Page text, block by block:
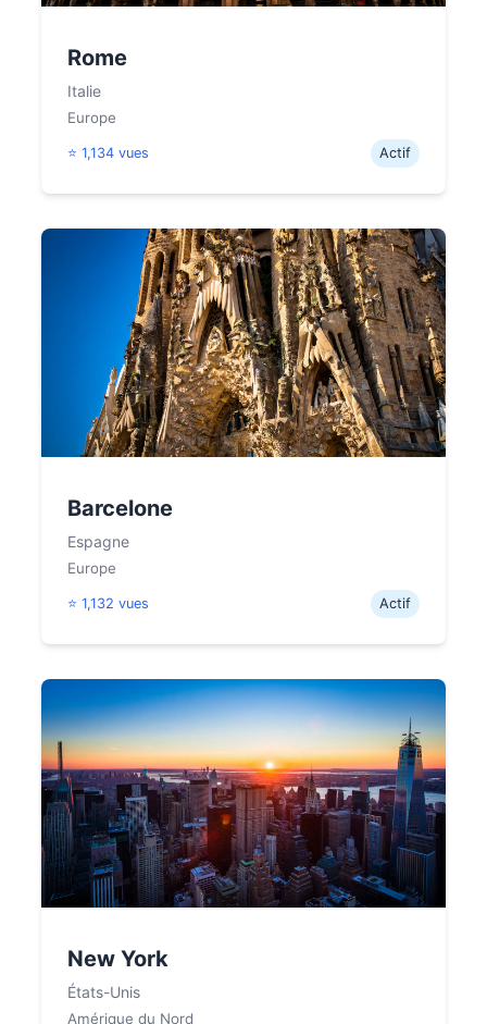
Rome
Italie
Europe
⭐ 1,134 vues Actif
Barcelone
Espagne
Europe
⭐ 1,132 vues Actif
New York
États-Unis
Amérique du Nord